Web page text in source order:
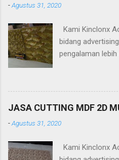
-Agustus 31, 2020
Kami Kinclonx
bidang
pengalaman lebih
menghasilkan
tinggi.Untuk
Aquarium -
JASA CUTTING MDF 2D
-Agustus 31, 2020
Kami Kinclonx